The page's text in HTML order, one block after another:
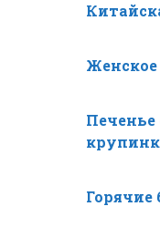
Женское